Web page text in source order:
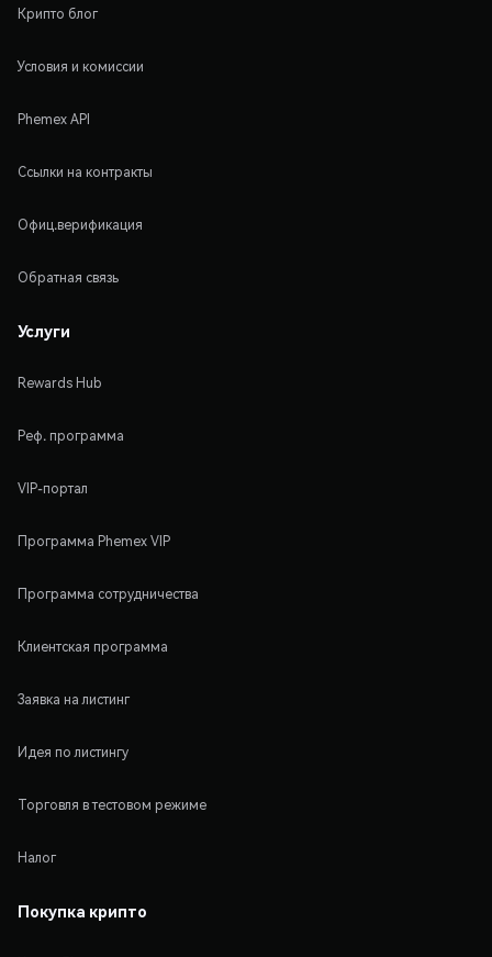
Крипто блог
Условия и комиссии
Phemex API
Ссылки на контракты
Офиц.верификация
Обратная связь
Услуги
Rewards Hub
Реф. программа
VIP-портал
Программа Phemex VIP
Программа сотрудничества
Клиентская программа
Заявка на листинг
Идея по листингу
Торговля в тестовом режиме
Налог
Покупка крипто